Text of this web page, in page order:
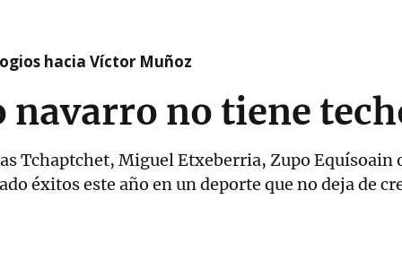
hacia Víctor Muñoz
navarro no tiene
Tchaptchet, Miguel Etxeberria, Zupo Equísoain
éxitos este año en un deporte que no deja de